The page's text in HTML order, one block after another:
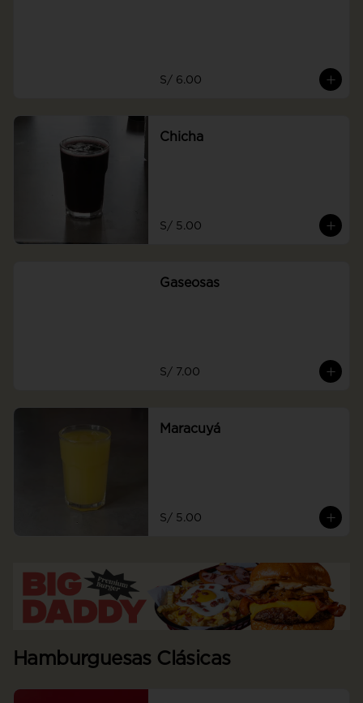
S/ 6.00
Chicha
S/ 5.00
Gaseosas
S/ 7.00
Maracuyá
S/ 5.00
Hamburguesas Clásicas